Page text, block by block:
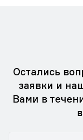
Остались
заявки и
Вами в